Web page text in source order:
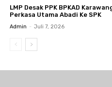
LMP Desak PPK BPKAD
Perkasa Utama Abadi Ke SPK
Admin - Juli 7, 2026